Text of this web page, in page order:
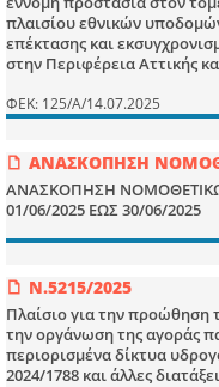
πλαισίου εθνικών
επέκτασης και
στην Περιφέρεια Αττικής
ΦΕΚ: 125/Α/14.07.2025
ΑΝΑΣΚΟΠΗΣΗ
ΑΝΑΣΚΟΠΗΣΗ
01/06/2025 ΕΩΣ 30/06/2025
Ν.5215/2025
Πλαίσιο για την προώθηση
την οργάνωση της αγοράς
περιορισμένα δίκτυα
2024/1788 και άλλες